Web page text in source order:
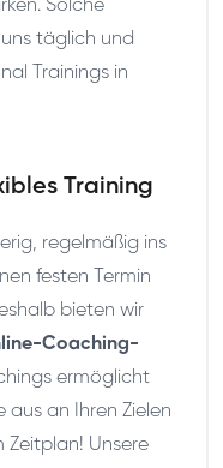
Solche
täglich und
Trainings in
Training
regelmäßig ins
festen Termin
bieten wir
Coaching-
ermöglicht
aus an Ihren Zielen
Unsere